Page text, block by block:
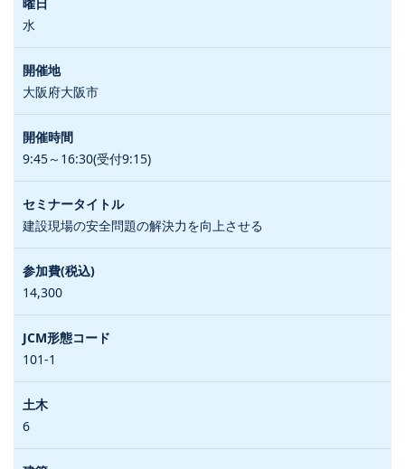
水
大阪府大阪市
9:45～16:30(受付9:15)
建設現場の安全問題の解決力を向上させる
14,300
101-1
6